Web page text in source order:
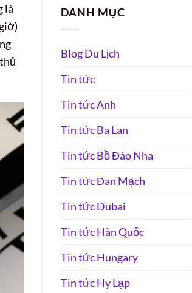
là
DANH MỤC
Blog Du Lịch
Tin tức
Tin tức Anh
Tin tức Ba Lan
Tin tức Bồ Đào Nha
Tin tức Đan Mạch
Tin tức Dubai
Tin tức Hàn Quốc
Tin tức Hungary
Tin tức Hy Lạp